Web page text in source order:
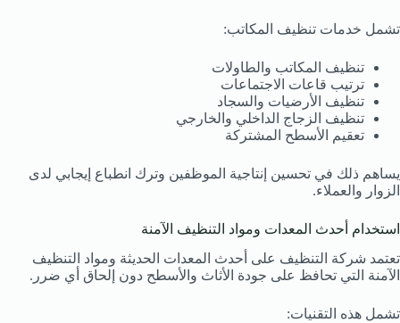
تشمل خدمات تنظيف المكاتب:
تنظيف المكاتب والطاولات
ترتيب قاعات الاجتماعات
تنظيف الأرضيات والسجاد
تنظيف الزجاج الداخلي والخارجي
تعقيم الأسطح المشتركة
يساهم ذلك في تحسين إنتاجية الموظفين وترك انطباع إيجابي لدى
الزوار والعملاء.
استخدام أحدث المعدات ومواد التنظيف الآمنة
تعتمد شركة التنظيف على أحدث المعدات الحديثة ومواد التنظيف
الآمنة التي تحافظ على جودة الأثاث والأسطح دون إلحاق أي ضرر.
تشمل هذه التقنيات: